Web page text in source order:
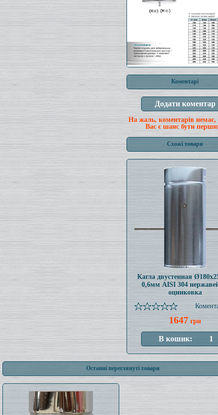
Коментарі
На жаль, коментарів немає,
Вас є шанс бути
Схожі товари
Кагла двустенная
0,6мм AISI 304
оцинковка
1647 грн
Останні переглянуті товари